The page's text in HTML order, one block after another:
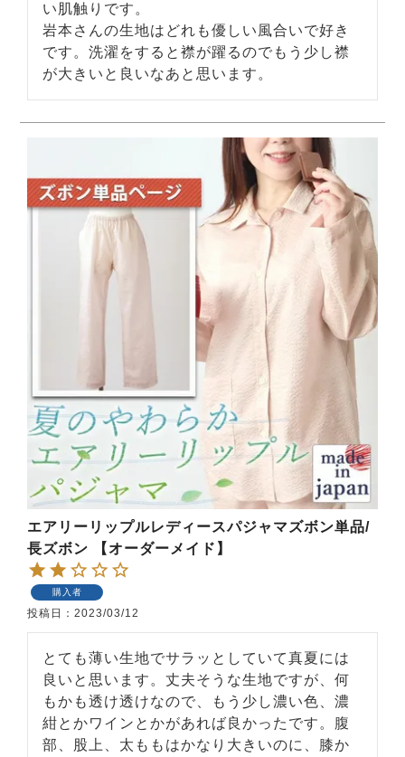
い肌触りです。
岩本さんの生地はどれも優しい風合いで好き
です。洗濯をすると襟が躍るのでもう少し襟
が大きいと良いなあと思います。
エアリーリップルレディースパジャマズボン単品/
長ズボン 【オーダーメイド】
購入者
投稿日 2023/03/12
とても薄い生地でサラッとしていて真夏には
良いと思います。丈夫そうな生地ですが、何
もかも透け透けなので、もう少し濃い色、濃
紺とかワインとかがあれば良かったです。腹
部、股上、太ももはかなり大きいのに、膝か